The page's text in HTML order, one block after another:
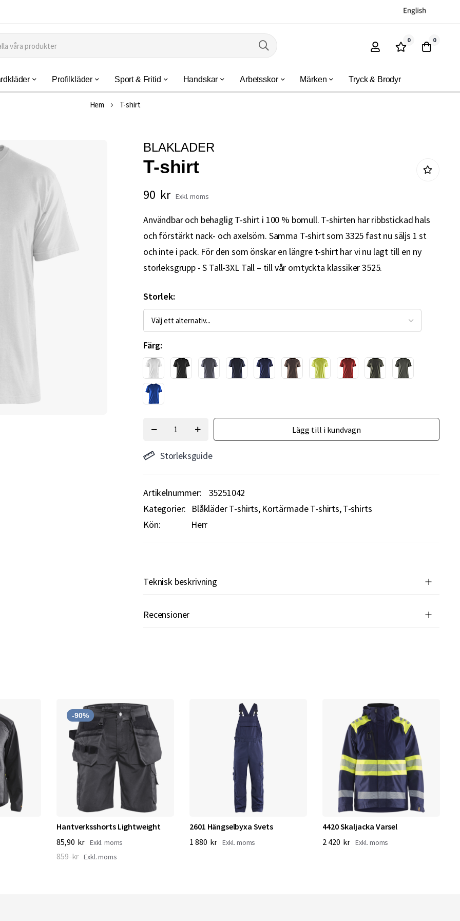
0 0
Profilkläder Sport & Fritid Handskar Arbetsskor Märken Tryck & Brodyr
Hem T-shirt
BLAKLADER
T-shirt
90 kr
Användbar och behaglig T-shirt i 100 % bomull. T-shirten har ribbstickad hals
och förstärkt nack- och axelsöm. Samma T-shirt som 3325 fast nu säljs 1 st
och inte i pack. För den som önskar en längre t-shirt har vi nu lagt till en ny
storleksgrupp - S Tall-3XL Tall – till vår omtyckta klassiker 3525.
Storlek
Färg
Lägg till i kundvagn
Storleksguide
Artikelnummer
35251042
Kategorier:
Blåkläder T-shirts Kortärmade T-shirts T-shirts
Kön:
Herr
Teknisk beskrivning
Recensioner
-90%
Hantverksshorts Lightweight
85,90 kr
859 kr
2601 Hängselbyxa Svets
1 880 kr
4420 Skaljacka Varsel
2 420 kr